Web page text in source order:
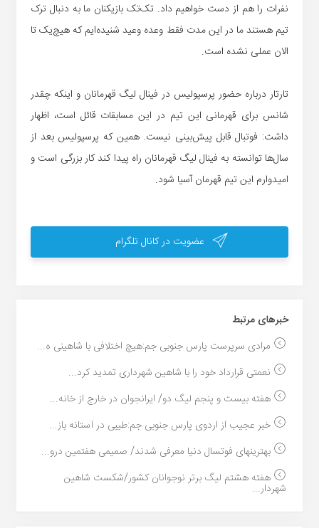
نفرات را هم از دست خواهیم داد. تک‌تک بازیکنان ما به دنبال ترک
تیم هستند ما در این مدت فقط وعده وعید شنیده‌ایم که هیچ‌یک تا
الان عملی نشده است.
تارتار درباره حضور پرسپولیس در فینال لیگ قهرمانان و اینکه چقدر
شانس برای قهرمانی این تیم در این مسابقات قائل است، اظهار
داشت: فوتبال قابل پیش‌بینی نیست. همین که پرسپولیس بعد از
سال‌ها توانسته به فینال لیگ قهرمانان راه پیدا کند کار بزرگی است و
امیدوارم این تیم قهرمان آسیا شود.
عضویت در کانال تلگرام
خبر‌های مرتبط
مرادی سرپرست پارس جنوبی جم:هیچ اختلافی با شاهینی ه...
نعمتی قرارداد خود را با شاهین شهرداری تمدید کرد...
هفته بیست و پنجم لیگ دو/ ایرانجوان در خارج از خانه...
خبر عجیب از اردوی پارس جنوبی جم:طیبی در آستانه باز...
بهترینهای فوتسال دنیا معرفی شدند/ صمیمی هفتمین درو...
هفته هشتم لیگ برتر نوجوانان کشور/شکست شاهین
شهردار...